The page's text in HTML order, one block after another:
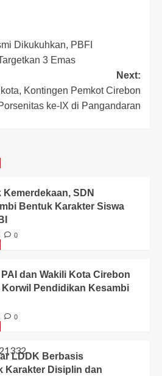
Dikukuhkan, PBFI
3 Emas
Next:
Kontingen Pemkot Cirebon
ke-IX di Pangandaran
SDN
Bentuk Karakter Siswa
0
dan Wakili Kota Cirebon
Pendidikan Kesambi
0
LDDK Berbasis
Karakter Disiplin dan